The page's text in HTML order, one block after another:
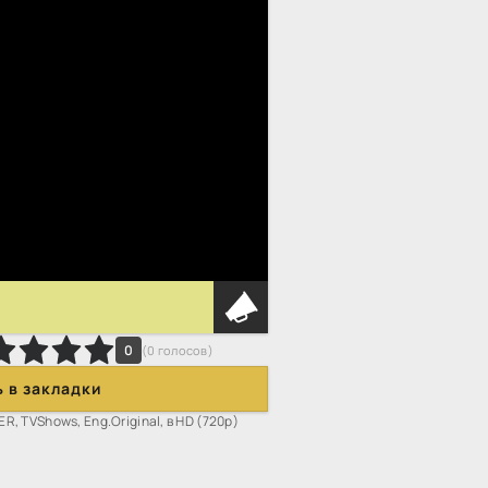
0 (0 голосов)
в закладки
TVShows, Eng.Original, в HD (720p)